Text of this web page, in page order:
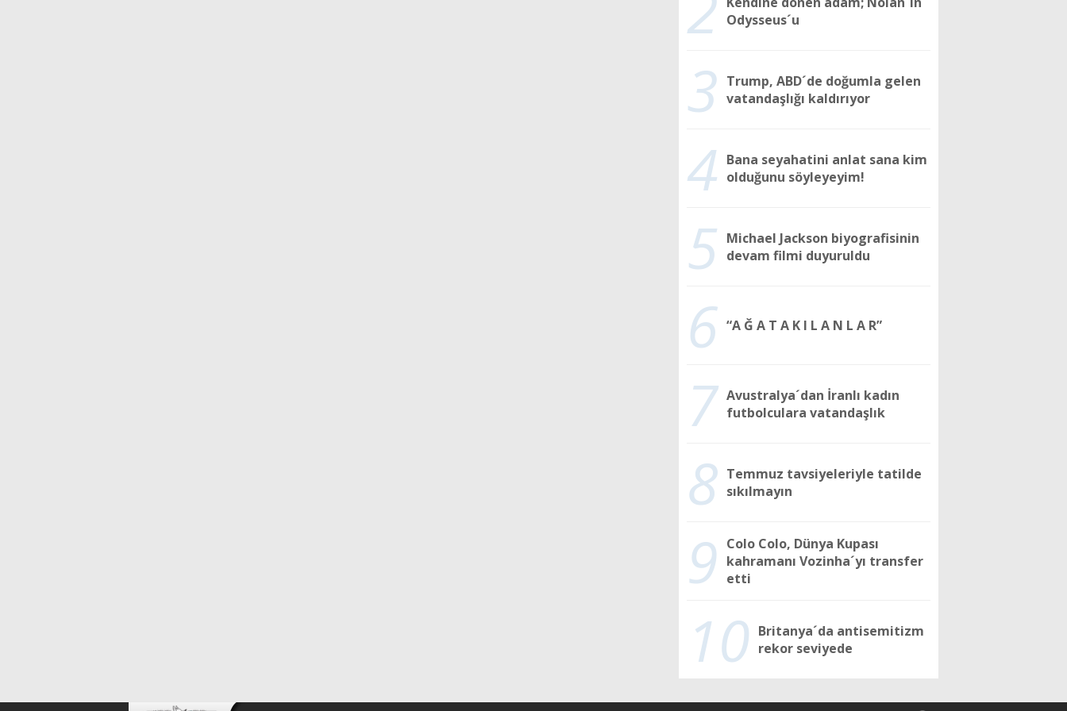
Odysseus´u
3 Trump, ABD´de doğumla gelen
vatandaşlığı kaldırıyor
4 Bana seyahatini anlat sana kim
olduğunu söyleyeyim!
5 Michael Jackson biyografisinin
devam filmi duyuruldu
6 “A Ğ A T A K I L A N L A R”
7 Avustralya´dan İranlı kadın
futbolculara vatandaşlık
8 Temmuz tavsiyeleriyle tatilde
sıkılmayın
9
Colo Colo, Dünya Kupası
kahramanı Vozinha´yı transfer
etti
10 Britanya´da antisemitizm
rekor seviyede